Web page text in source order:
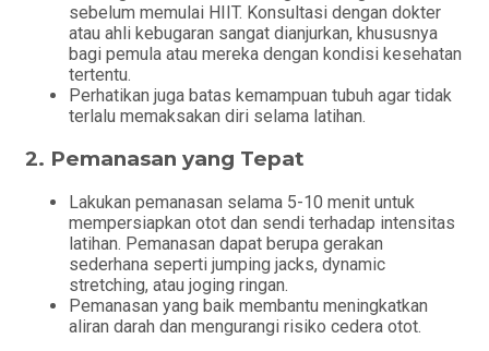
sebelum memulai HIIT. Konsultasi dengan dokter
atau ahli kebugaran sangat dianjurkan, khususnya
bagi pemula atau mereka dengan kondisi kesehatan
tertentu.
Perhatikan juga batas kemampuan tubuh agar tidak
terlalu memaksakan diri selama latihan.
2. Pemanasan yang Tepat
Lakukan pemanasan selama 5-10 menit untuk
mempersiapkan otot dan sendi terhadap intensitas
latihan. Pemanasan dapat berupa gerakan
sederhana seperti jumping jacks, dynamic
stretching, atau joging ringan.
Pemanasan yang baik membantu meningkatkan
aliran darah dan mengurangi risiko cedera otot.